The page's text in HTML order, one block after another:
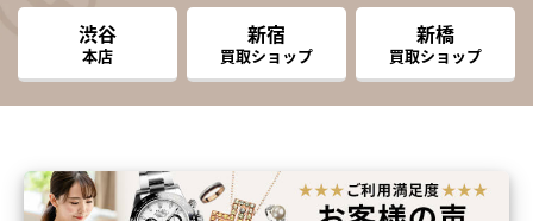
渋谷
本店
新宿
買取ショップ
新橋
買取ショップ